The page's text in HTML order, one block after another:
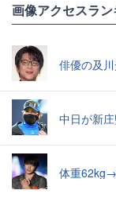
画像アクセスラ
俳優の及
中日が新
体重